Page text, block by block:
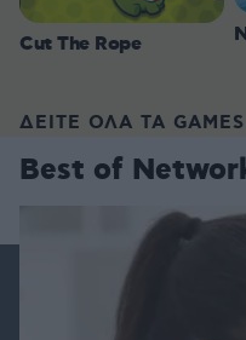
Cut The Rope
ΔΕΙΤΕ ΟΛΑ ΤΑ GAMES
Best of